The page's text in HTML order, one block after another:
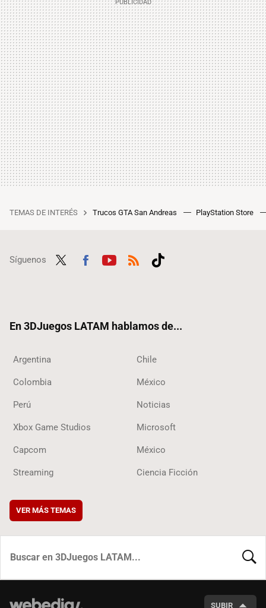
TEMAS DE INTERÉS Trucos GTA San Andreas PlayStation Store
Síguenos
En 3DJuegos LATAM hablamos de...
Argentina Chile
Colombia México
Perú Noticias
Xbox Game Studios Microsoft
Capcom México
Streaming Ciencia Ficción
VER MÁS TEMAS
SUBIR